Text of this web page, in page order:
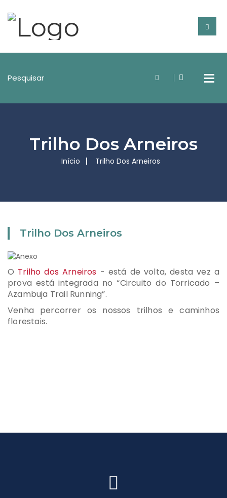
Trilho Dos Arneiros
Início Trilho Dos Arneiros
Trilho Dos Arneiros
O Trilho dos Arneiros - está de volta, desta vez a
prova está integrada no “Circuito do Torricado –
Azambuja Trail Running”.
Venha percorrer os nossos trilhos e caminhos
florestais.